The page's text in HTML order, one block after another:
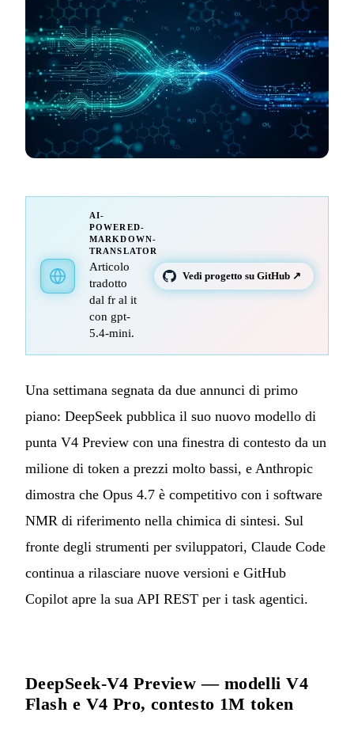
AI-
POWERED-
MARKDOWN-
TRANSLATOR
Articolo
tradotto
dal fr al it
con gpt-
5.4-mini.
Vedi progetto su GitHub ↗
Una settimana segnata da due annunci di primo
piano: DeepSeek pubblica il suo nuovo modello di
punta V4 Preview con una finestra di contesto da un
milione di token a prezzi molto bassi, e Anthropic
dimostra che Opus 4.7 è competitivo con i software
NMR di riferimento nella chimica di sintesi. Sul
fronte degli strumenti per sviluppatori, Claude Code
continua a rilasciare nuove versioni e GitHub
Copilot apre la sua API REST per i task agentici.
DeepSeek-V4 Preview — modelli V4
Flash e V4 Pro, contesto 1M token